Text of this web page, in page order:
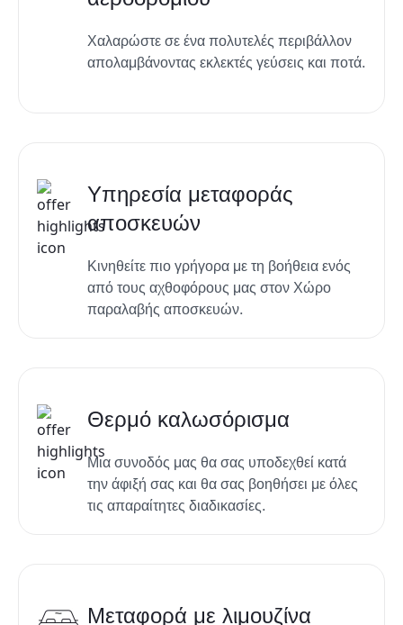
Χαλαρώστε σε ένα πολυτελές περιβάλλον
απολαμβάνοντας εκλεκτές γεύσεις και ποτά.
Υπηρεσία μεταφοράς
αποσκευών
Κινηθείτε πιο γρήγορα με τη βοήθεια ενός
από τους αχθοφόρους μας στον Χώρο
παραλαβής αποσκευών.
Θερμό καλωσόρισμα
Μια συνοδός μας θα σας υποδεχθεί κατά
την άφιξή σας και θα σας βοηθήσει με όλες
τις απαραίτητες διαδικασίες.
Μεταφορά με λιμουζίνα